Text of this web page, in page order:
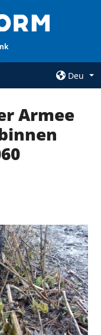
Deu
AGENTUR
uns
zum Schutz
Armee